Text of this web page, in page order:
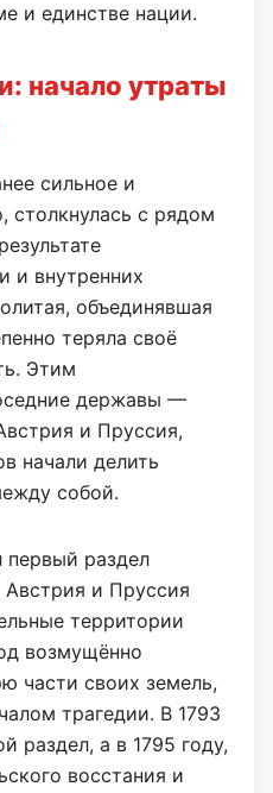
и единстве нации.
начало утраты
сильное и
столкнулась с рядом
и внутренних
объединявшая
теряла своё
Этим
державы —
и Пруссия,
начали делить
собой.
первый раздел
и Пруссия
территории
возмущённо
части своих земель,
трагедии. В 1793
раздел, а в 1795 году,
восстания и